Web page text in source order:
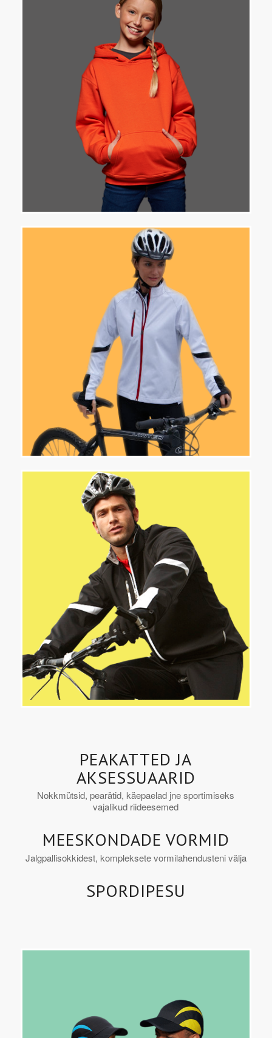
PEAKATTED JA
AKSESSUAARID
Nokkmütsid, pearätid, käepaelad jne sportimiseks
vajalikud riideesemed
MEESKONDADE VORMID
Jalgpallisokkidest, kompleksete vormilahendusteni välja
SPORDIPESU